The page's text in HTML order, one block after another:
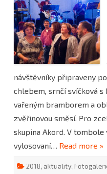
návštěvníky připraveny
chlebem, srnčí svíčková s
vařeným bramborem a
zvěřinovou směsí. Pro
skupina Akord. V
vylosovaní… Read more »
2018, aktuality,